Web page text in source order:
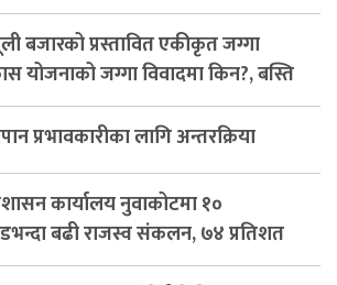
बजारको प्रस्तावित एकीकृत जग्गा
योजनाको जग्गा विवादमा किन?, बस्ति
दर्ता नभए समिति विघटन हुने
प्रभावकारीका लागि अन्तरक्रिया
कार्यालय नुवाकोटमा १०
बढी राजस्व संकलन, ७४ प्रतिशत
फर्छयौट